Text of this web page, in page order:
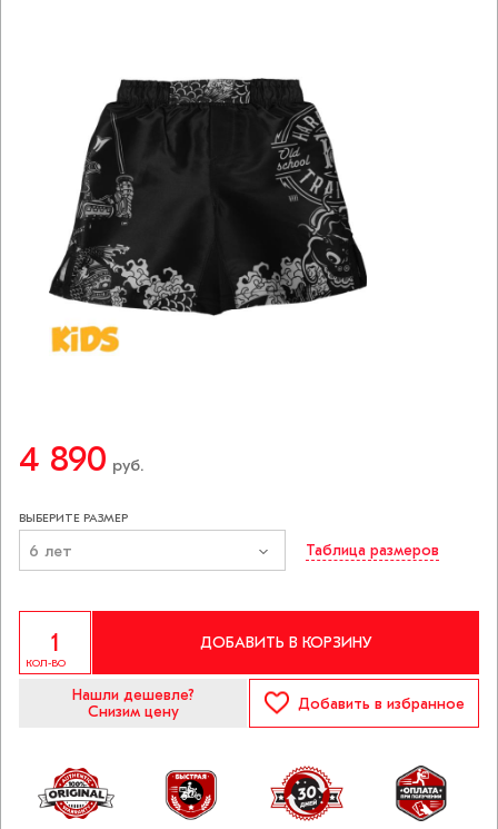
4 890 руб.
ВЫБЕРИТЕ РАЗМЕР
6 лет Таблица размеров
КОЛ-ВО
ДОБАВИТЬ В КОРЗИНУ
Нашли дешевле?
Снизим цену
Добавить в избранное